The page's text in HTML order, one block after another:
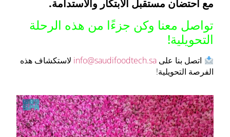
مع احتضان مستقبل الابتكار والاستدامة.
تواصل معنا وكن جزءًا من هذه الرحلة
التحويلية!
اتصل بنا علىinfo@saudifoodtech.saلاستكشاف هذه
الفرصة التحويلية!